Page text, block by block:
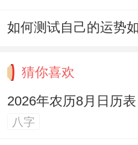
猜你喜欢
2026年农历8月日历
八字